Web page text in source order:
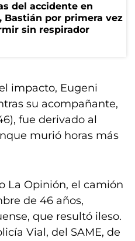
del accidente en
Bastián por primera vez
sin respirador
impacto, Eugeni
su acompañante,
fue derivado al
murió horas más
La Opinión, el camión
de 46 años,
que resultó ileso.
Vial, del SAME, de